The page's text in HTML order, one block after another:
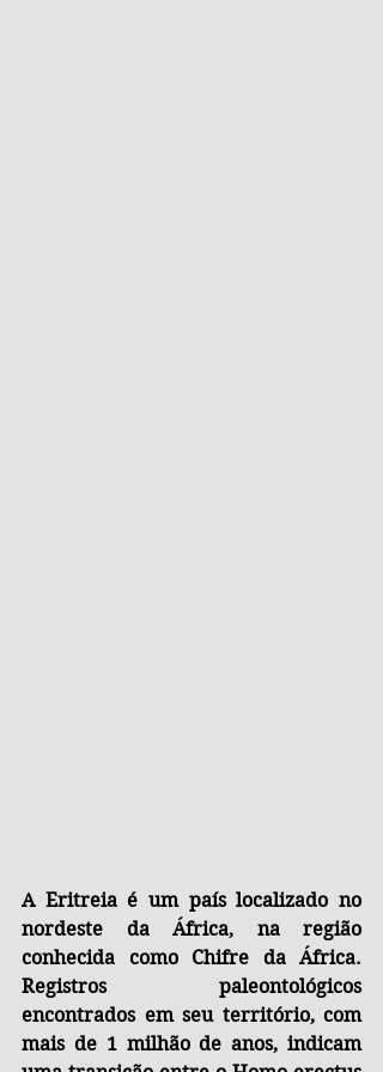
A Eritreia é um país localizado no
nordeste da África, na região
conhecida como Chifre da África.
Registros paleontológicos
encontrados em seu território, com
mais de 1 milhão de anos, indicam